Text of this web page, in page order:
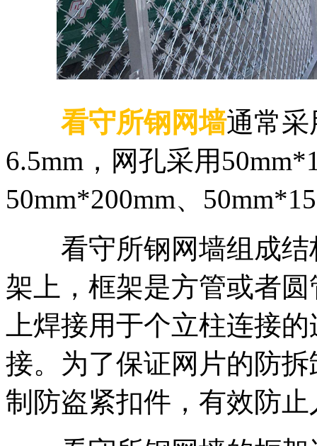
看守所钢网墙通常采
6.5mm，网孔采用
50mm*200mm、
看守所钢网墙组成结
架上，框架是方管或者
上焊接用于个立柱连接
接。为了保证网片的防
制防盗紧扣件，有效防